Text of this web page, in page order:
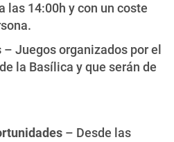
las 14:00h y con un coste
– Juegos organizados por el
la Basílica y que serán de
– Desde las